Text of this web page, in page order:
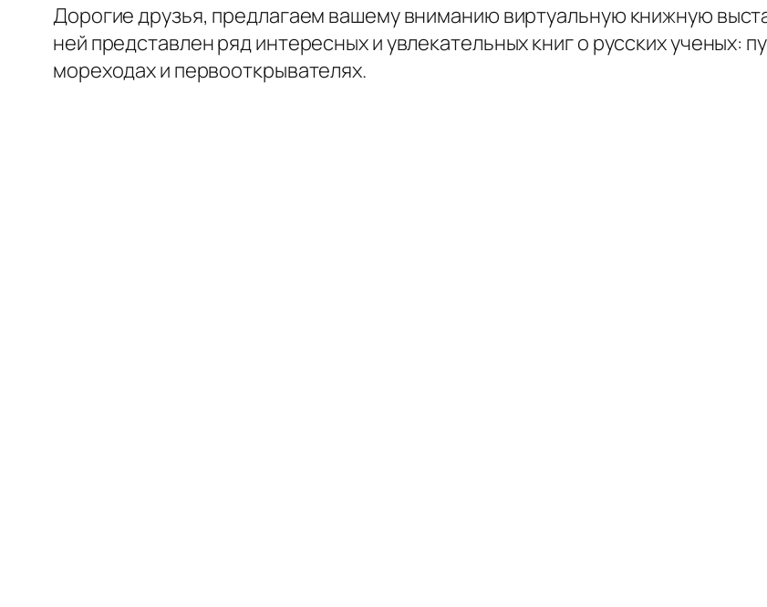
Дорогие друзья, предлагаем вашему вниманию виртуальную книжную
ней представлен ряд интересных и увлекательных книг о русских ученых:
мореходах и первооткрывателях.